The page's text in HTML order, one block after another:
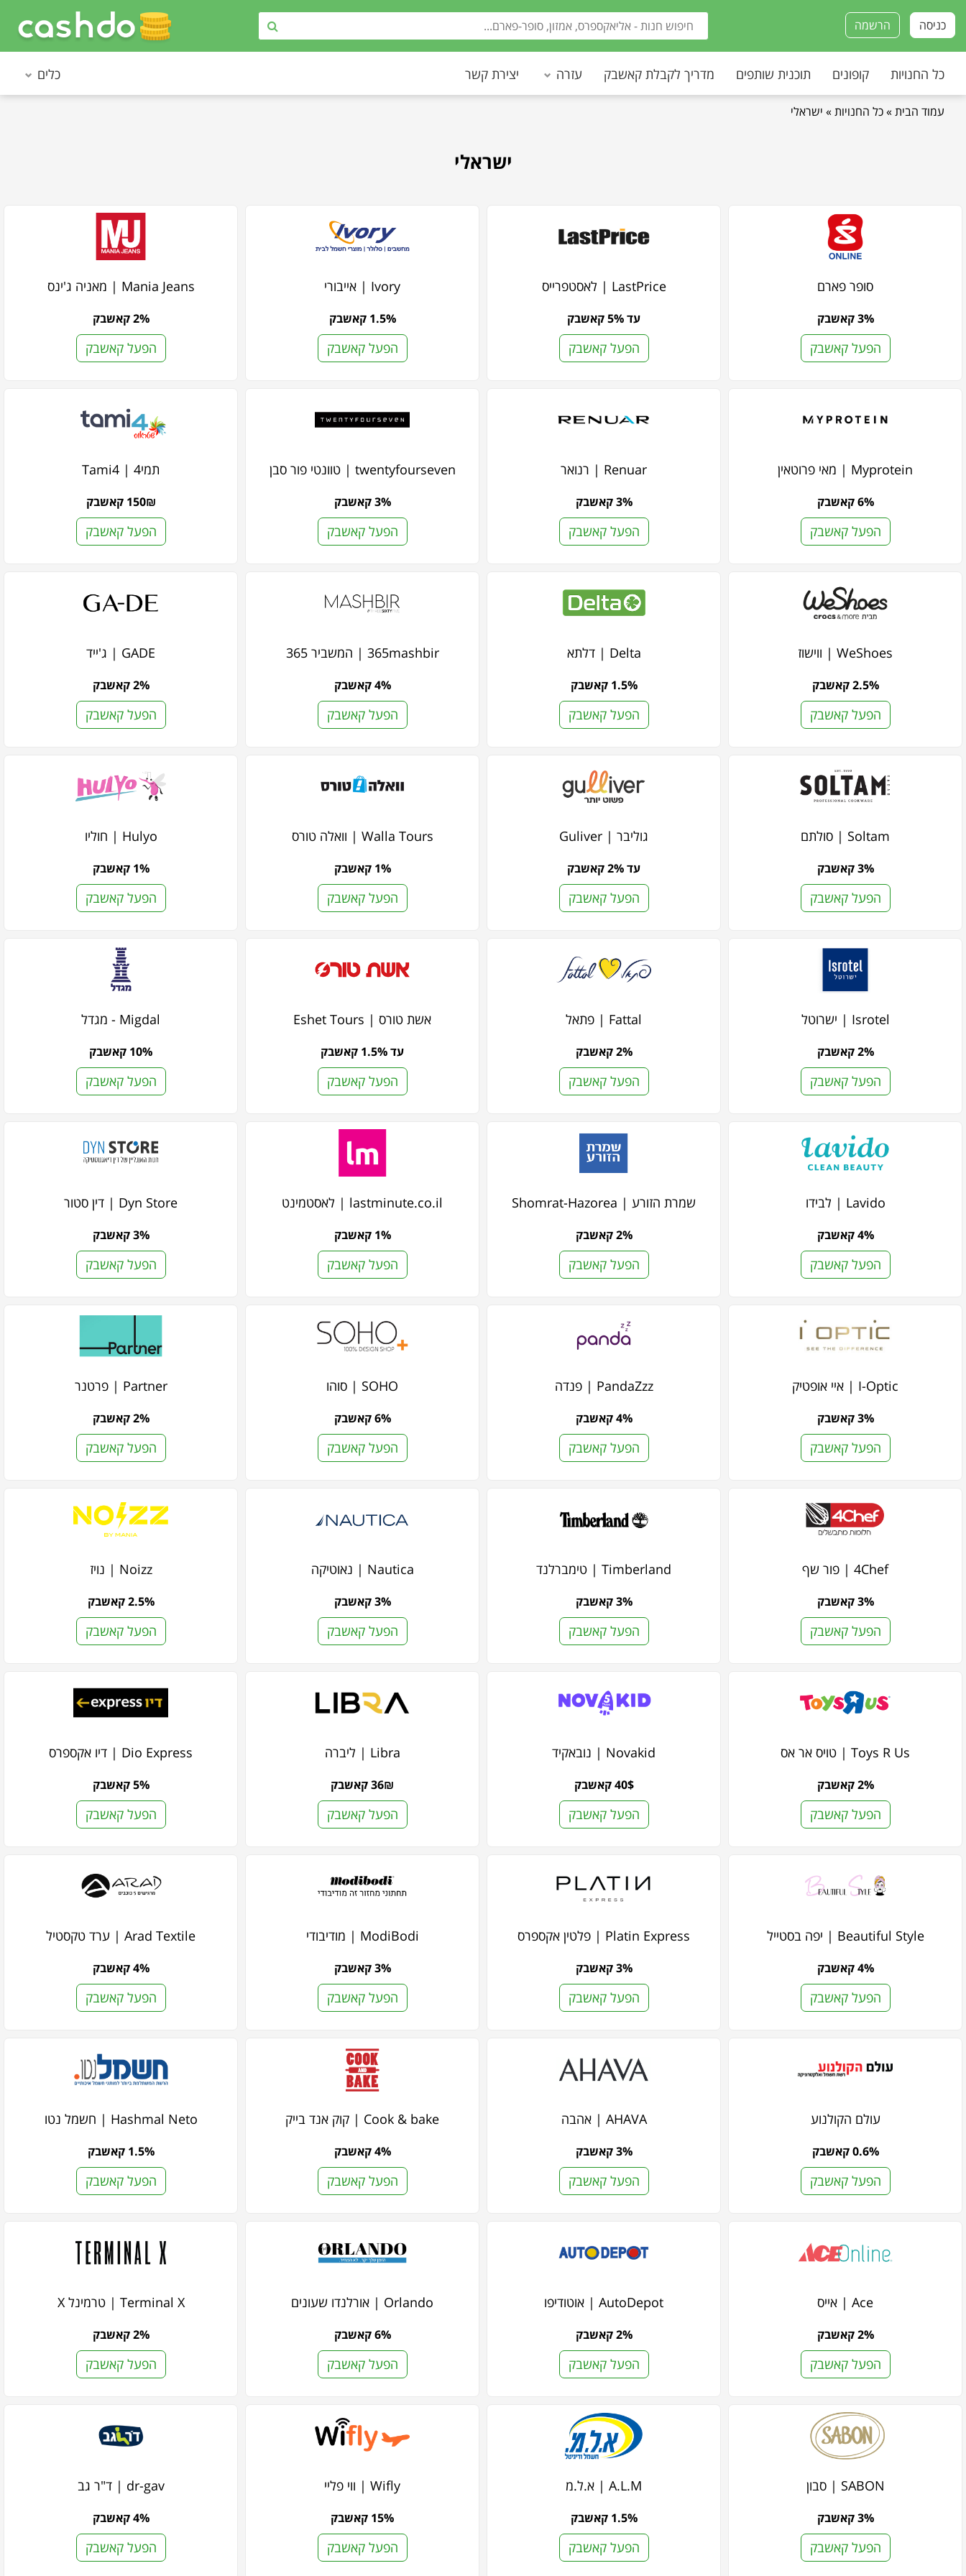
הרשמה כניסה
כל החנויות קופונים תוכנית שותפים מדריך לקבלת קאשבק עזרה יצירת קשר כלים
עמוד הבית»כל החנויות» ישראלי
ישראלי
סופר פארם
3% קאשבק
הפעל קאשבק
LastPrice | לאסטפרייס
עד 5% קאשבק
הפעל קאשבק
Ivory | אייבורי
1.5% קאשבק
הפעל קאשבק
Mania Jeans | מאניה ג'ינס
2% קאשבק
הפעל קאשבק
Myprotein | מאי פרוטאין
6% קאשבק
הפעל קאשבק
Renuar | רנואר
3% קאשבק
הפעל קאשבק
twentyfourseven | טוונטי פור סבן
3% קאשבק
הפעל קאשבק
תמי4 | Tami4
150₪ קאשבק
הפעל קאשבק
WeShoes | ווישוז
2.5% קאשבק
הפעל קאשבק
Delta | דלתא
1.5% קאשבק
הפעל קאשבק
365mashbir | המשביר 365
4% קאשבק
הפעל קאשבק
GADE | ג'ייד
2% קאשבק
הפעל קאשבק
Soltam | סולתם
3% קאשבק
הפעל קאשבק
גוליבר | Guliver
עד 2% קאשבק
הפעל קאשבק
Walla Tours | וואלה טורס
1% קאשבק
הפעל קאשבק
Hulyo | חוליו
1% קאשבק
הפעל קאשבק
Isrotel | ישרוטל
2% קאשבק
הפעל קאשבק
Fattal | פתאל
2% קאשבק
הפעל קאשבק
אשת טורס | Eshet Tours
עד 1.5% קאשבק
הפעל קאשבק
Migdal - מגדל
10% קאשבק
הפעל קאשבק
Lavido | לבידו
4% קאשבק
הפעל קאשבק
שמרת הזורע | Shomrat-Hazorea
2% קאשבק
הפעל קאשבק
lastminute.co.il | לאסטמינט
1% קאשבק
הפעל קאשבק
Dyn Store | דין סטור
3% קאשבק
הפעל קאשבק
I-Optic | איי אופטיק
3% קאשבק
הפעל קאשבק
PandaZzz | פנדה
4% קאשבק
הפעל קאשבק
SOHO | סוהו
6% קאשבק
הפעל קאשבק
Partner | פרטנר
2% קאשבק
הפעל קאשבק
4Chef | פור שף
3% קאשבק
הפעל קאשבק
Timberland | טימברלנד
3% קאשבק
הפעל קאשבק
Nautica | נאוטיקה
3% קאשבק
הפעל קאשבק
Noizz | נויז
2.5% קאשבק
הפעל קאשבק
Toys R Us | טויס אר אס
2% קאשבק
הפעל קאשבק
Novakid | נובאקיד
40$ קאשבק
הפעל קאשבק
Libra | ליברה
36₪ קאשבק
הפעל קאשבק
Dio Express | דיו אקספרס
5% קאשבק
הפעל קאשבק
Beautiful Style | יפה בסטייל
4% קאשבק
הפעל קאשבק
Platin Express | פלטין אקספרס
3% קאשבק
הפעל קאשבק
ModiBodi | מודיבודי
3% קאשבק
הפעל קאשבק
Arad Textile | ערד טקסטיל
4% קאשבק
הפעל קאשבק
עולם הקולנוע
0.6% קאשבק
הפעל קאשבק
AHAVA | אהבה
3% קאשבק
הפעל קאשבק
Cook & bake | קוק אנד בייק
4% קאשבק
הפעל קאשבק
Hashmal Neto | חשמל נטו
1.5% קאשבק
הפעל קאשבק
Ace | אייס
2% קאשבק
הפעל קאשבק
AutoDepot | אוטודיפו
2% קאשבק
הפעל קאשבק
Orlando | אורלנדו שעונים
6% קאשבק
הפעל קאשבק
Terminal X | טרמינל X
2% קאשבק
הפעל קאשבק
SABON | סבון
3% קאשבק
הפעל קאשבק
A.L.M | א.ל.מ
1.5% קאשבק
הפעל קאשבק
Wifly | ווי פליי
15% קאשבק
הפעל קאשבק
dr-gav | ד"ר גב
4% קאשבק
הפעל קאשבק